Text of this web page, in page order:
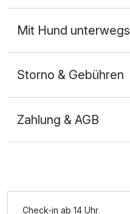
Mit Hund unterwegs
Storno & Gebühren
Zahlung & AGB
Check-in ab 14 Uhr